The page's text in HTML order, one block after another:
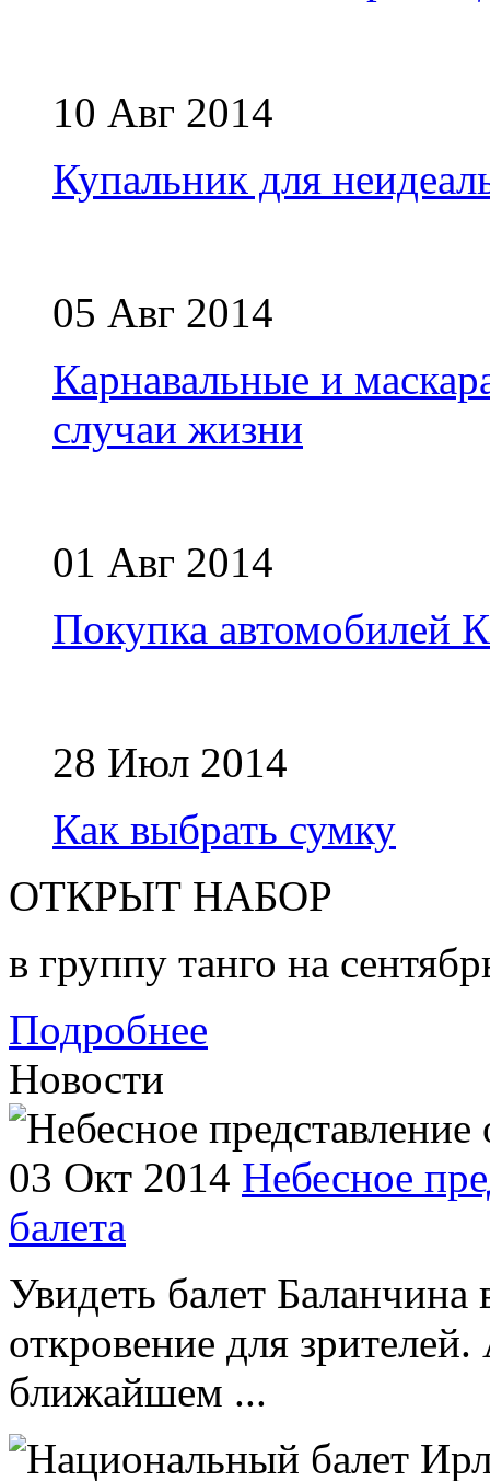
10 Авг 2014
Купальник для
05 Авг 2014
Карнавальные и
случаи жизни
01 Авг 2014
Покупка
28 Июл 2014
Как выбрать сумку
ОТКРЫТ НАБОР
в группу танго на
Подробнее
Новости
03 Окт 2014 Небесное
балета
Увидеть балет
откровение для
ближайшем ...